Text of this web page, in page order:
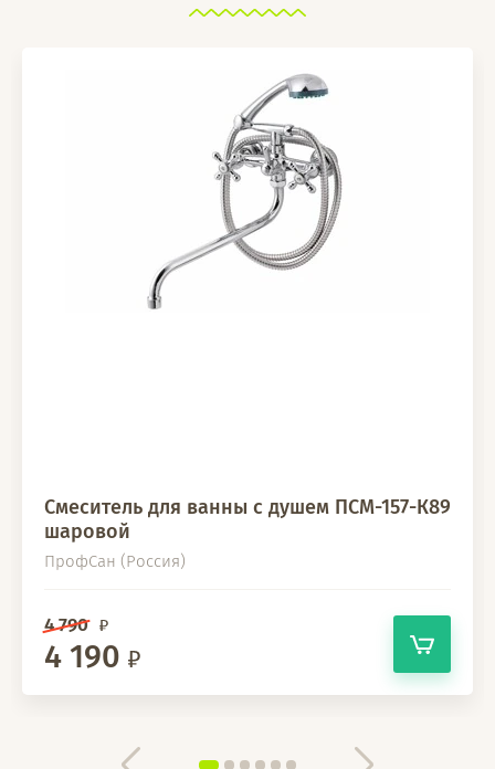
Смеситель для ванны с душем ПСМ-157-К89
шаровой
ПрофСан (Россия)
4 790
4 190